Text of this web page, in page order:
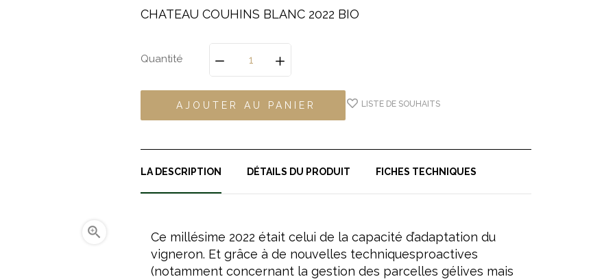

CHATEAU COUHINS BLANC 2022 BIO
Quantité
AJOUTER AU PANIER LISTE DE SOUHAITS
LA DESCRIPTION DÉTAILS DU PRODUIT FICHES TECHNIQUES
Ce millésime 2022 était celui de la capacité d’adaptation du
vigneron. Et grâce à de nouvelles techniquesproactives
(notamment concernant la gestion des parcelles gélives mais